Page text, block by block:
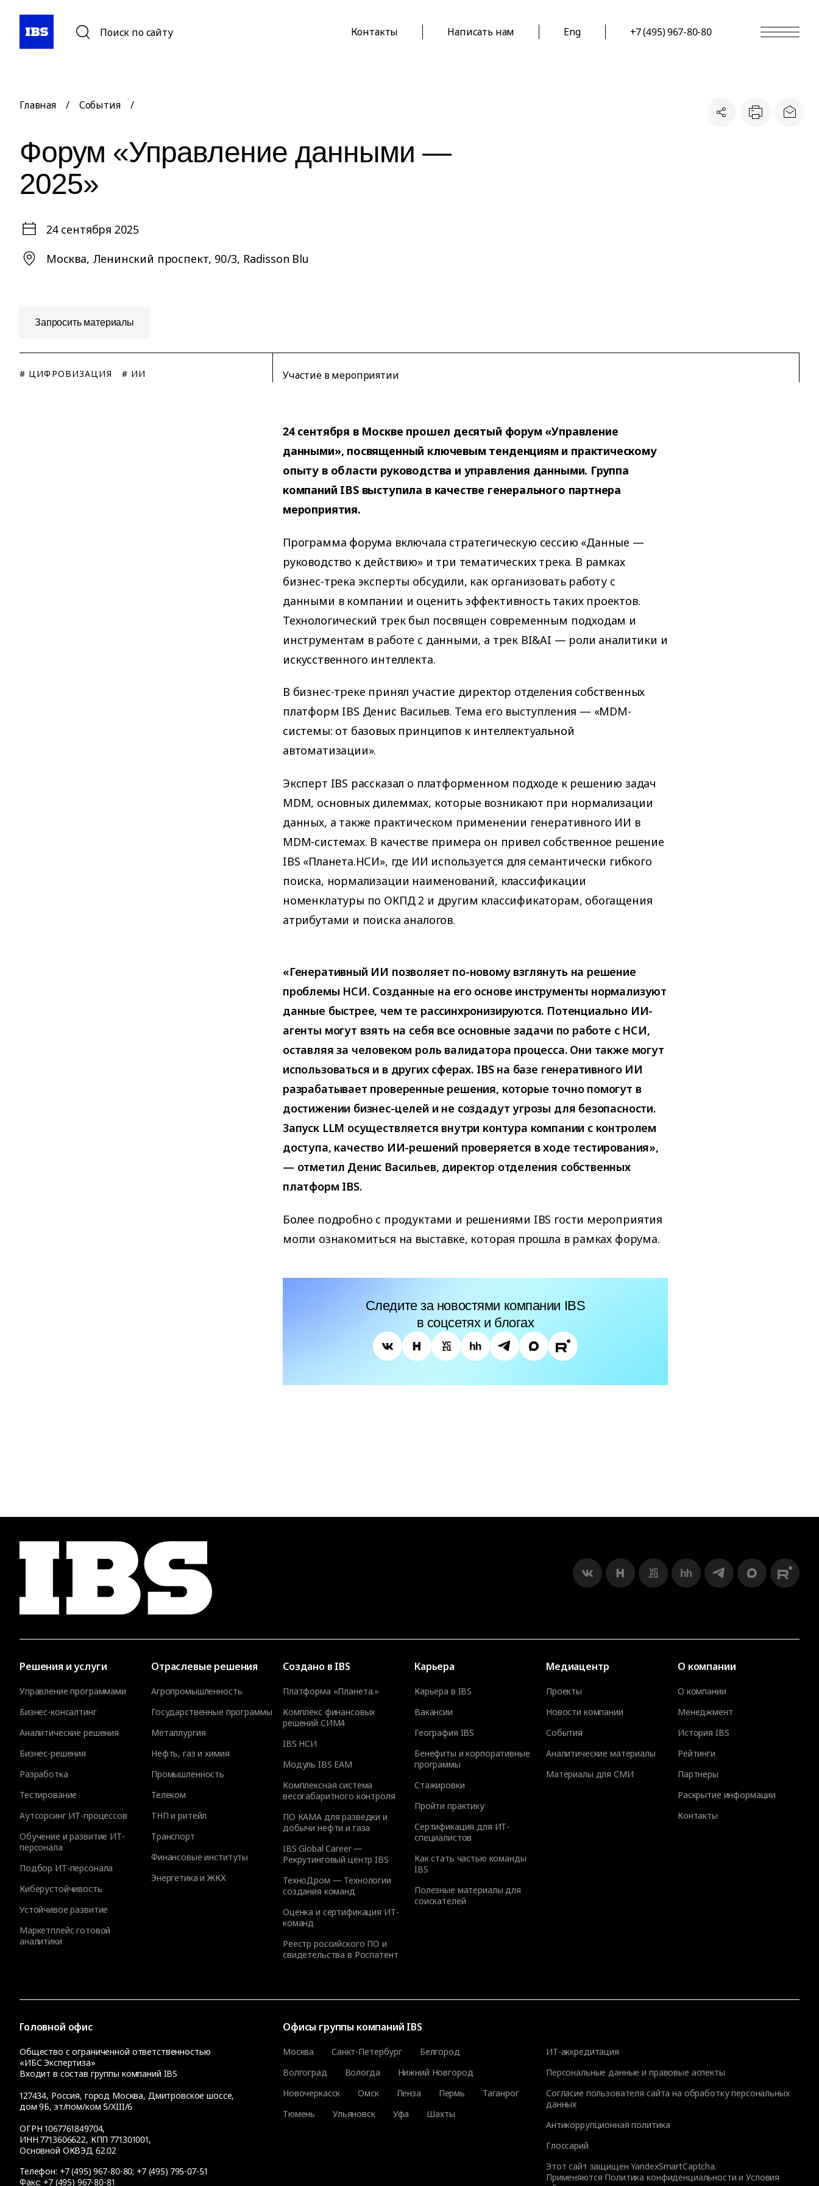
Поиск по сайту Контакты Написать нам Eng +7 (495) 967-80-80
Главная / События /
Форум «Управление данными —
2025»
24 сентября 2025
Москва, Ленинский проспект, 90/3, Radisson Blu
Запросить материалы
# ЦИФРОВИЗАЦИЯ # ИИ Участие в мероприятии
24 сентября в Москве прошел десятый форум «Управление
данными», посвященный ключевым тенденциям и практическому
опыту в области руководства и управления данными. Группа
компаний IBS выступила в качестве генерального партнера
мероприятия.
Программа форума включала стратегическую сессию «Данные —
руководство к действию» и три тематических трека. В рамках
бизнес-трека эксперты обсудили, как организовать работу с
данными в компании и оценить эффективность таких проектов.
Технологический трек был посвящен современным подходам и
инструментам в работе с данными, а трек BI&AI — роли аналитики и
искусственного интеллекта.
В бизнес-треке принял участие директор отделения собственных
платформ IBS Денис Васильев. Тема его выступления — «MDM-
системы: от базовых принципов к интеллектуальной
автоматизации».
Эксперт IBS рассказал о платформенном подходе к решению задач
MDM, основных дилеммах, которые возникают при нормализации
данных, а также практическом применении генеративного ИИ в
MDM-системах. В качестве примера он привел собственное решение
IBS «Планета.НСИ», где ИИ используется для семантически гибкого
поиска, нормализации наименований, классификации
номенклатуры по ОКПД 2 и другим классификаторам, обогащения
атрибутами и поиска аналогов.
«Генеративный ИИ позволяет по-новому взглянуть на решение
проблемы НСИ. Созданные на его основе инструменты нормализуют
данные быстрее, чем те рассинхронизируются. Потенциально ИИ-
агенты могут взять на себя все основные задачи по работе с НСИ,
оставляя за человеком роль валидатора процесса. Они также могут
использоваться и в других сферах. IBS на базе генеративного ИИ
разрабатывает проверенные решения, которые точно помогут в
достижении бизнес-целей и не создадут угрозы для безопасности.
Запуск LLM осуществляется внутри контура компании с контролем
доступа, качество ИИ-решений проверяется в ходе тестирования»,
— отметил Денис Васильев, директор отделения собственных
платформ IBS.
Более подробно с продуктами и решениями IBS гости мероприятия
могли ознакомиться на выставке, которая прошла в рамках форума.
Следите за новостями компании IBS
в соцсетях и блогах
Решения и услуги
Управление программами
Бизнес-консалтинг
Аналитические решения
Бизнес-решения
Разработка
Тестирование
Аутсорсинг ИТ-процессов
Обучение и развитие ИТ-
персонала
Подбор ИТ-персонала
Киберустойчивость
Устойчивое развитие
Маркетплейс готовой
аналитики
Отраслевые решения
Агропромышленность
Государственные программы
Металлургия
Нефть, газ и химия
Промышленность
Телеком
ТНП и ритейл
Транспорт
Финансовые институты
Энергетика и ЖКХ
Создано в IBS
Платформа «Планета.»
Комплекс финансовых
решений СИМ4
IBS НСИ
Модуль IBS EAM
Комплексная система
весогабаритного контроля
ПО КАМА для разведки и
добычи нефти и газа
IBS Global Career —
Рекрутинговый центр IBS
ТехноДром — Технологии
создания команд
Оценка и сертификация ИТ-
команд
Реестр российского ПО и
свидетельства в Роспатент
Карьера
Карьера в IBS
Вакансии
География IBS
Бенефиты и корпоративные
программы
Стажировки
Пройти практику
Сертификация для ИТ-
специалистов
Как стать частью команды
IBS
Полезные материалы для
соискателей
Медиацентр
Проекты
Новости компании
События
Аналитические материалы
Материалы для СМИ
О компании
О компании
Менеджмент
История IBS
Рейтинги
Партнеры
Раскрытие информации
Контакты
Головной офис
Общество с ограниченной ответственностью
«ИБС Экспертиза»
Входит в состав группы компаний IBS
127434, Россия, город Москва, Дмитровское шоссе,
дом 9Б, эт/пом/ком 5/XIII/6
ОГРН 1067761849704,
ИНН 7713606622, КПП 771301001,
Основной ОКВЭД 62.02
Телефон: +7 (495) 967-80-80; +7 (495) 795-07-51
Факс: +7 (495) 967-80-81
Офисы группы компаний IBS
Москва Санкт-Петербург
Белгород
Волгоград
Вологда
Нижний Новгород
Новочеркасск
Омск Пенза Пермь
Таганрог
Тюмень
Ульяновск Уфа Шахты
ИТ-аккредитация
Персональные данные и правовые аспекты
Согласие пользователя сайта на обработку персональных
данных
Антикоррупционная политика
Глоссарий
Этот сайт защищен YandexSmartCaptcha.
Применяются Политика конфиденциальности иУсловия